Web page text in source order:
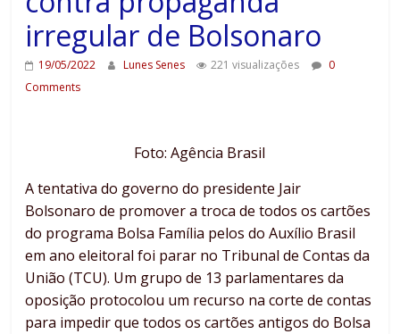
irregular de Bolsonaro
19/05/2022 Lunes Senes 221 visualizações
0
Comments
Foto: Agência Brasil
A tentativa do governo do presidente Jair
Bolsonaro de promover a troca de todos os cartões
do programa Bolsa Família pelos do Auxílio Brasil
em ano eleitoral foi parar no Tribunal de Contas da
União (TCU). Um grupo de 13 parlamentares da
oposição protocolou um recurso na corte de contas
para impedir que todos os cartões antigos do Bolsa